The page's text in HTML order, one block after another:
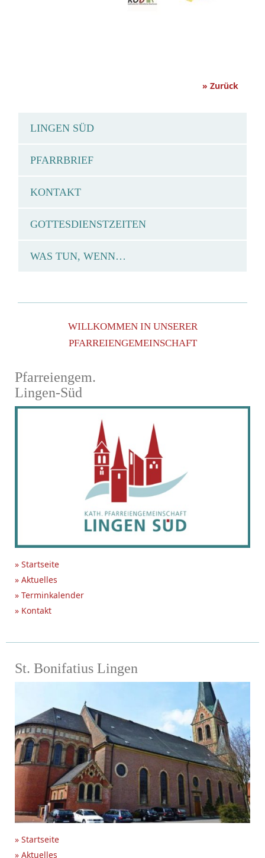
» Zurück
LINGEN SÜD
PFARRBRIEF
KONTAKT
GOTTESDIENSTZEITEN
WAS TUN, WENN…
WILLKOMMEN IN UNSERER
PFARREIENGEMEINSCHAFT
Pfarreiengem.
Lingen-Süd
» Startseite
» Aktuelles
» Terminkalender
» Kontakt
St. Bonifatius Lingen
» Startseite
» Aktuelles